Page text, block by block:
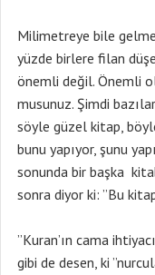
Milimetreye bile
yüzde birlere filan
önemli değil. Önemli
musunuz. Şimdi
söyle güzel kitap,
bunu yapıyor, şunu
sonunda bir başka
sonra diyor ki: ”Bu
”Kuran’ın cama
gibi de desen, ki